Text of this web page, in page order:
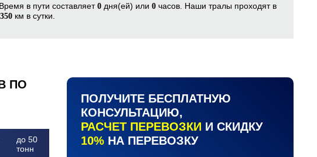
в пути составляет0дня(ей) или 0часов. Наши тралы проходят в
350 км в сутки.
ПО
до 50
тонн
ПОЛУЧИТЕ БЕСПЛАТНУЮ
КОНСУЛЬТАЦИЮ,
РАСЧЕТ ПЕРЕВОЗКИ И СКИДКУ
10%НА ПЕРЕВОЗКУ